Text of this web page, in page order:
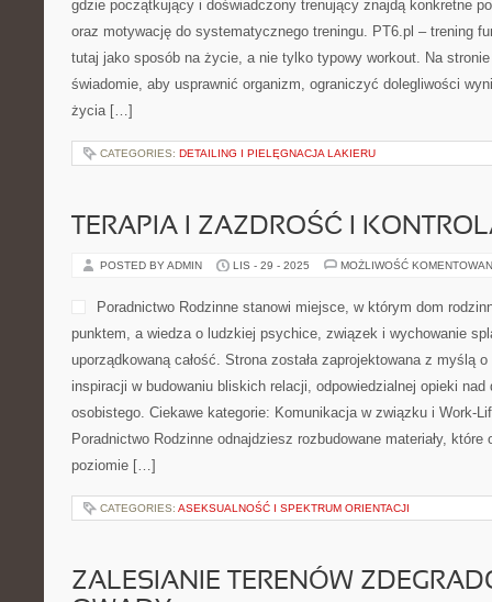
gdzie początkujący i doświadczony trenujący znajdą konkretne
oraz motywację do systematycznego treningu. PT6.pl – trening
tutaj jako sposób na życie, a nie tylko typowy workout. Na
świadomie, aby usprawnić organizm, ograniczyć dolegliwości
życia […]
CATEGORIES: DETAILING I PIELĘGNACJA LAKIERU
TERAPIA I ZAZDROŚĆ I
POSTED BY ADMIN LIS - 29 - 2025 MOŻLIWOŚĆ
Poradnictwo Rodzinne stanowi miejsce, w którym dom
punktem, a wiedza o ludzkiej psychice, związek i wychowanie
uporządkowaną całość. Strona została zaprojektowana z myślą
inspiracji w budowaniu bliskich relacji, odpowiedzialnej opieki
osobistego. Ciekawe kategorie: Komunikacja w związku i Work-
Poradnictwo Rodzinne odnajdziesz rozbudowane materiały, które
poziomie […]
CATEGORIES: ASEKSUALNOŚĆ I SPEKTRUM ORIENTACJI
ZALESIANIE TERENÓW